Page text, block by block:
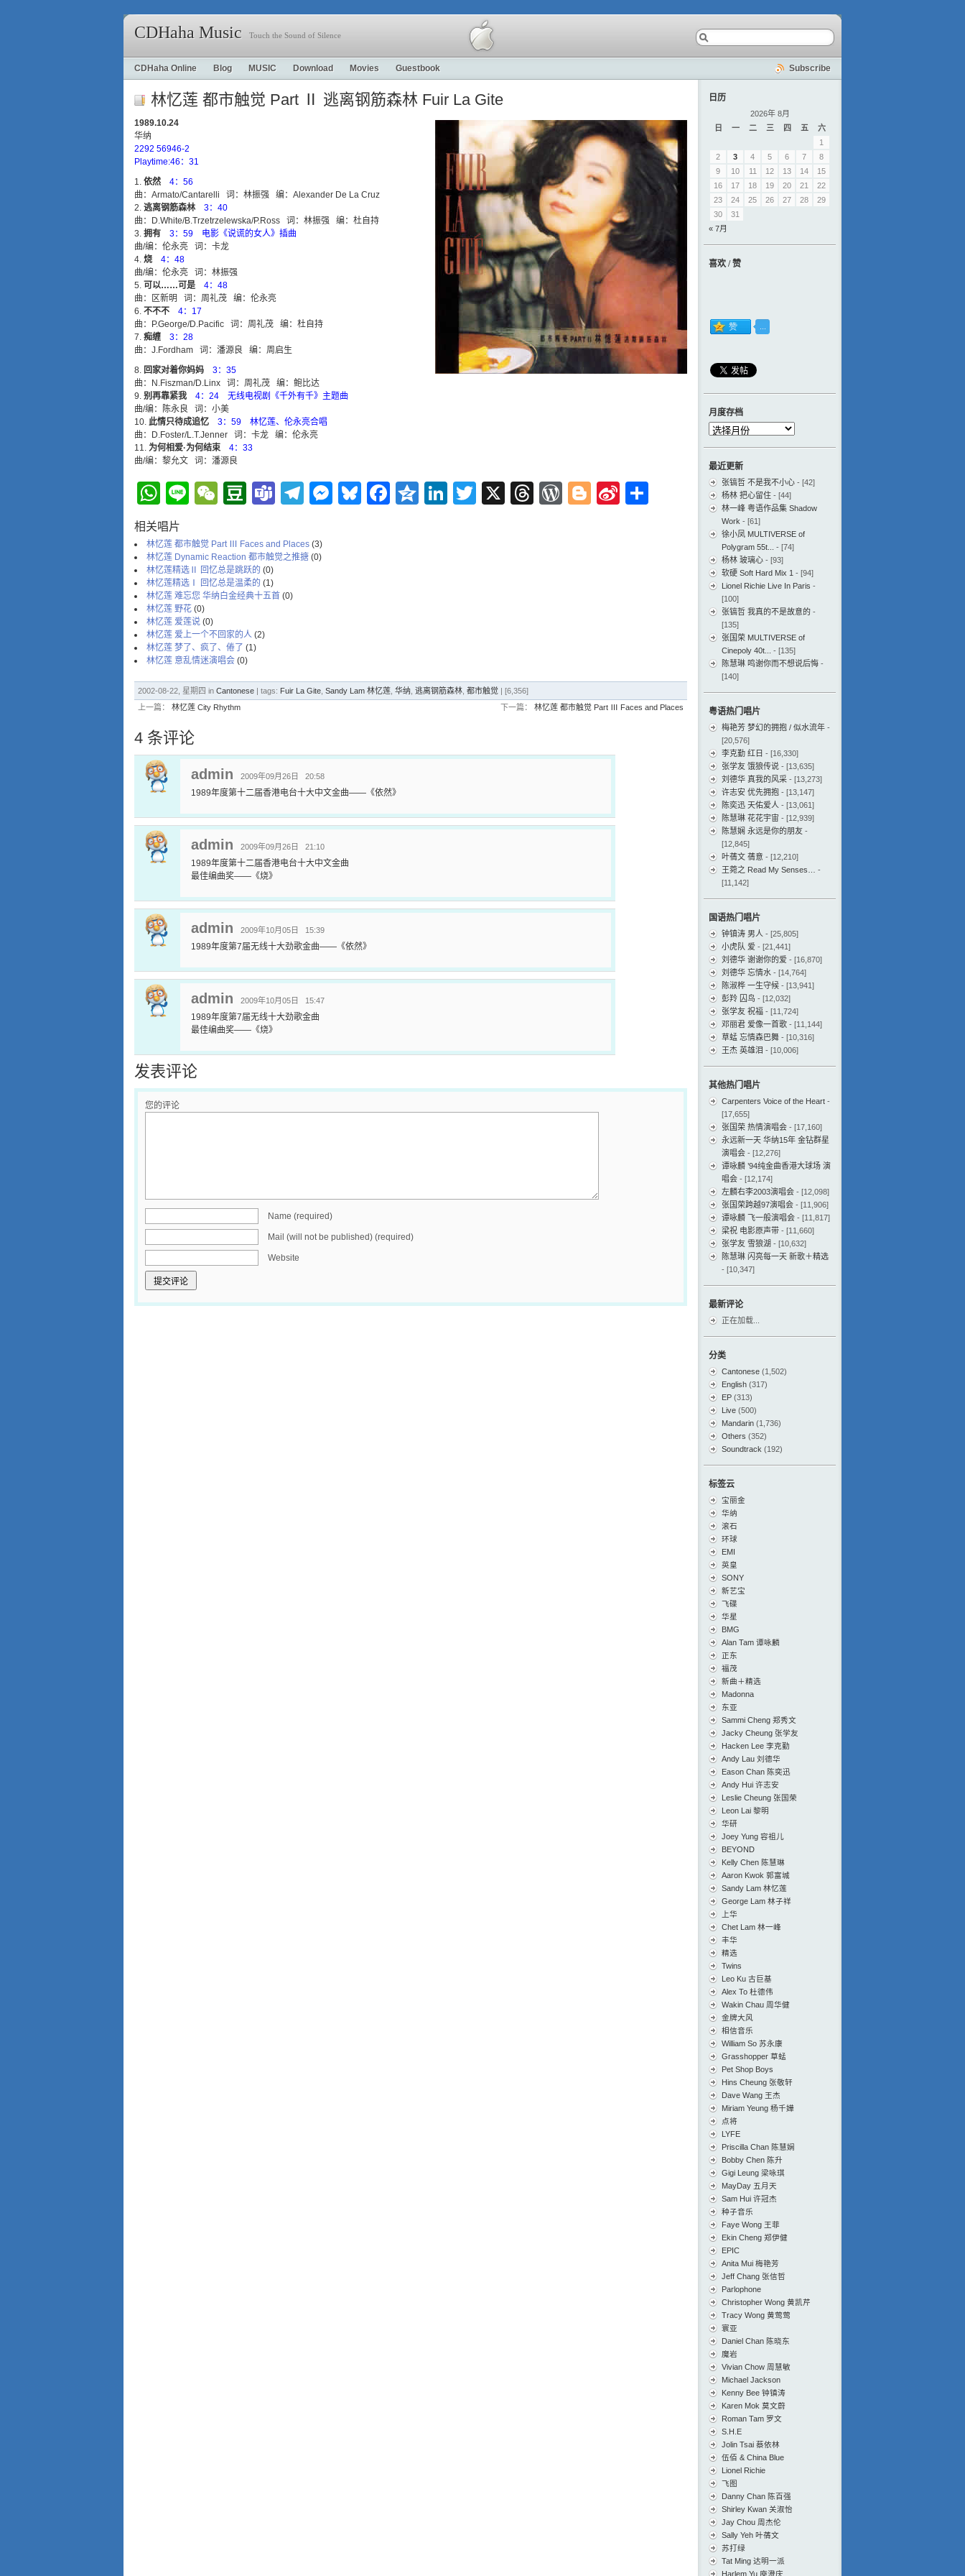
CDHaha Music Touch the Sound of Silence
CDHaha Online Blog MUSIC Download Movies Guestbook Subscribe
林忆莲 都市触觉 Part Ⅱ 逃离钢筋森林 Fuir La Gite
1989.10.24
华纳
2292 56946-2
Playtime:46：31
依然
4：56
曲：Armato/Cantarelli 词：林振强 编：Alexander De La Cruz
逃离钢筋森林
3：40
曲：D.White/B.Trzetrzelewska/P.Ross 词：林振强 编：杜自持
拥有
3：59 电影《说谎的女人》插曲
曲/编：伦永亮 词：卡龙
烧
4：48
曲/编：伦永亮 词：林振强
可以……可是
4：48
曲：区新明 词：周礼茂 编：伦永亮
不不不
4：17
曲：P.George/D.Pacific 词：周礼茂 编：杜自持
痴缠
3：28
曲：J.Fordham 词：潘源良 编：周启生
回家对着你妈妈
3：35
曲：N.Fiszman/D.Linx 词：周礼茂 编：鲍比达
别再靠紧我
4：24 无线电视剧《千外有千》主题曲
曲/编：陈永良 词：小美
此情只待成追忆
3：59 林忆莲、伦永亮合唱
曲：D.Foster/L.T.Jenner 词：卡龙 编：伦永亮
为何相爱·为何结束
4：33
曲/编：黎允文 词：潘源良
WhatsApp
LineWeChat
Douban
TeamsTelegram
Messenger
Bluesky
Facebook
Qzone
LinkedIn
Twitter
X Threads
WordPress
Blogger
Sina
相关唱片
林忆莲 都市触觉 Part Ⅲ Faces and Places (3)
林忆莲 Dynamic Reaction 都市触觉之推搪 (0)
林忆莲精选Ⅱ 回忆总是跳跃的 (0)
林忆莲精选Ⅰ 回忆总是温柔的 (1)
林忆莲 难忘您 华纳白金经典十五首 (0)
林忆莲 野花 (0)
林忆莲 爱莲说 (0)
林忆莲 爱上一个不回家的人 (2)
林忆莲 梦了、疯了、倦了 (1)
林忆莲 意乱情迷演唱会 (0)
2002-08-22, 星期四 in Cantonese | tags: Fuir La Gite Sandy Lam 林忆莲 华纳 逃离钢筋森林 都市触觉 | [6,356]
上一篇： 林忆莲 City Rhythm 下一篇： 林忆莲 都市触觉 Part Ⅲ Faces and Places
4 条评论
admin 2009年09月26日 20:58
1989年度第十二届香港电台十大中文金曲——《依然》
admin 2009年09月26日 21:10
1989年度第十二届香港电台十大中文金曲
最佳编曲奖——《烧》
admin 2009年10月05日 15:39
1989年度第7届无线十大劲歌金曲——《依然》
admin 2009年10月05日 15:47
1989年度第7届无线十大劲歌金曲
最佳编曲奖——《烧》
发表评论
您的评论
Name (required)
Mail (will not be published) (required)
Website
日历
2026年 8月
日
一 二 三 四 五
六
1
2
3 4 5 6 7
8
9
10 11 12 13 14
15
16
17 18 19 20 21
22
23
24 25 26 27 28
29
30
31
« 7月
喜欢 / 赞
月度存档
月
档
最近更新
张镐哲 不是我不小心 - [42]
杨林 把心留住 - [44]
林一峰 粤语作品集 Shadow
Work - [61]
徐小凤 MULTIVERSE of
Polygram 55t...
- [74]
杨林 玻璃心 - [93]
软硬 Soft Hard Mix 1 - [94]
Lionel Richie Live In Paris -
[100]
张镐哲 我真的不是故意的 -
[135]
张国荣 MULTIVERSE of
Cinepoly 40t...
- [135]
陈慧琳 鸣谢你而不想说后悔 -
[140]
粤语热门唱片
梅艳芳 梦幻的拥抱 / 似水流年 -
[20,576]
李克勤 红日 - [16,330]
张学友 饿狼传说 - [13,635]
刘德华 真我的风采 - [13,273]
许志安 优先拥抱 - [13,147]
陈奕迅 天佑爱人 - [13,061]
陈慧琳 花花宇宙 - [12,939]
陈慧娴 永远是你的朋友 -
[12,845]
叶蒨文 蒨意 - [12,210]
王菀之 Read My Senses…
-
[11,142]
国语热门唱片
钟镇涛 男人 - [25,805]
小虎队 爱 - [21,441]
刘德华 谢谢你的爱 - [16,870]
刘德华 忘情水 - [14,764]
陈淑桦 一生守候 - [13,941]
彭羚 囚鸟 - [12,032]
张学友 祝福 - [11,724]
邓丽君 爱像一首歌 - [11,144]
草蜢 忘情森巴舞 - [10,316]
王杰 英雄泪 - [10,006]
其他热门唱片
Carpenters Voice of the Heart -
[17,655]
张国荣 热情演唱会 - [17,160]
永远新一天 华纳15年 金钻群星
演唱会 - [12,276]
谭咏麟 ’94纯金曲香港大球场 演
唱会 - [12,174]
左麟右李2003演唱会 - [12,098]
张国荣跨越97演唱会 - [11,906]
谭咏麟 飞一般演唱会 - [11,817]
梁祝 电影原声带 - [11,660]
张学友 雪狼湖 - [10,632]
陈慧琳 闪亮每一天 新歌＋精选
- [10,347]
最新评论
正在加载...
分类
Cantonese (1,502)
English (317)
EP (313)
Live (500)
Mandarin (1,736)
Others (352)
Soundtrack (192)
标签云
宝丽金
华纳
滚石
环球
EMI
英皇
SONY
新艺宝
飞碟
华星
BMG
Alan Tam 谭咏麟
正东
福茂
新曲＋精选
Madonna
东亚
Sammi Cheng 郑秀文
Jacky Cheung 张学友
Hacken Lee 李克勤
Andy Lau 刘德华
Eason Chan 陈奕迅
Andy Hui 许志安
Leslie Cheung 张国荣
Leon Lai 黎明
华研
Joey Yung 容祖儿
BEYOND
Kelly Chen 陈慧琳
Aaron Kwok 郭富城
Sandy Lam 林忆莲
George Lam 林子祥
上华
Chet Lam 林一峰
丰华
精选
Twins
Leo Ku 古巨基
Alex To 杜德伟
Wakin Chau 周华健
金牌大风
相信音乐
William So 苏永康
Grasshopper 草蜢
Pet Shop Boys
Hins Cheung 张敬轩
Dave Wang 王杰
Miriam Yeung 杨千嬅
点将
LYFE
Priscilla Chan 陈慧娴
Bobby Chen 陈升
Gigi Leung 梁咏琪
MayDay 五月天
Sam Hui 许冠杰
种子音乐
Faye Wong 王菲
Ekin Cheng 郑伊健
EPIC
Anita Mui 梅艳芳
Jeff Chang 张信哲
Parlophone
Christopher Wong 黄凯芹
Tracy Wong 黄莺莺
寰亚
Daniel Chan 陈晓东
魔岩
Vivian Chow 周慧敏
Michael Jackson
Kenny Bee 钟镇涛
Karen Mok 莫文蔚
Roman Tam 罗文
S.H.E
Jolin Tsai 蔡依林
伍佰 & China Blue
Lionel Richie
飞图
Danny Chan 陈百强
Shirley Kwan 关淑怡
Jay Chou 周杰伦
Sally Yeh 叶蒨文
苏打绿
Tat Ming 达明一派
Harlem Yu 庾澄庆